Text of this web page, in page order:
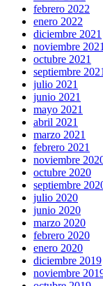
febrero 2022
enero 2022
diciembre 2021
noviembre
octubre 2021
septiembre
julio 2021
junio 2021
mayo 2021
abril 2021
marzo 2021
febrero 2021
noviembre
octubre 2020
septiembre
julio 2020
junio 2020
marzo 2020
febrero 2020
enero 2020
diciembre 2019
noviembre